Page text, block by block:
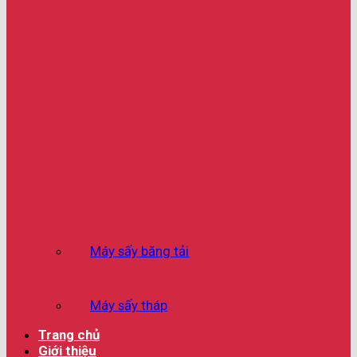
Máy sấy băng tải
Máy sấy tháp
Trang chủ
Giới thiệu